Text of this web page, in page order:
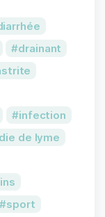
drainant
infection
de lyme
sport